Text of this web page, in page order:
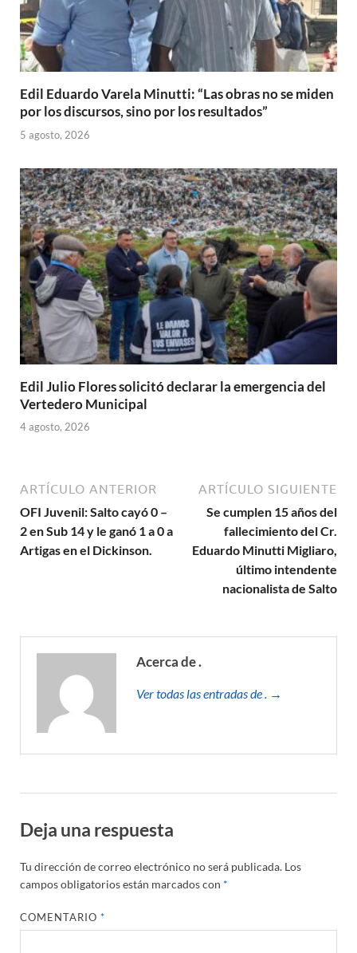
Edil Eduardo Varela Minutti: “Las obras no se miden
por los discursos, sino por los resultados”
5 agosto, 2026
Edil Julio Flores solicitó declarar la emergencia del
Vertedero Municipal
4 agosto, 2026
ARTÍCULO ANTERIOR
OFI Juvenil: Salto cayó 0 –
2 en Sub 14 y le ganó 1 a 0 a
Artigas en el Dickinson.
ARTÍCULO SIGUIENTE
Se cumplen 15 años del
fallecimiento del Cr.
Eduardo Minutti Migliaro,
último intendente
nacionalista de Salto
Acerca de .
Ver todas las entradas de . →
Deja una respuesta
Tu dirección de correo electrónico no será publicada. Los
campos obligatorios están marcados con *
COMENTARIO*